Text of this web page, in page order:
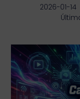
2026-01-14